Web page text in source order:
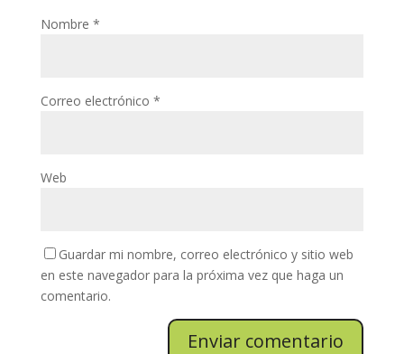
Nombre *
Correo electrónico *
Web
Guardar mi nombre, correo electrónico y sitio web
en este navegador para la próxima vez que haga un
comentario.